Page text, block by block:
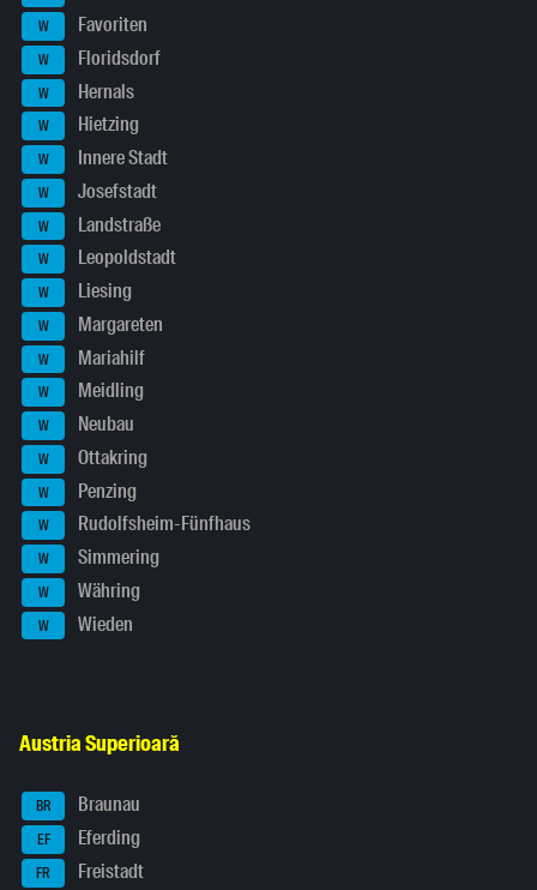
W Favoriten
W Floridsdorf
W Hernals
W Hietzing
W Innere Stadt
W Josefstadt
W Landstraße
W Leopoldstadt
W Liesing
W Margareten
W Mariahilf
W Meidling
W Neubau
W Ottakring
W Penzing
W Rudolfsheim-Fünfhaus
W Simmering
W Währing
W Wieden
Austria Superioară
BR Braunau
EF Eferding
FR Freistadt